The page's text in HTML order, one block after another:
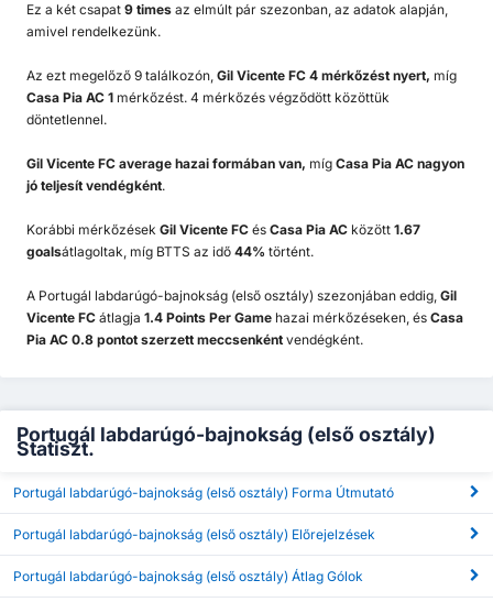
Ez a két csapat 9 times az elmúlt pár szezonban, az adatok alapján,
amivel rendelkezünk.
Az ezt megelőző 9 találkozón, Gil Vicente FC 4 mérkőzést nyert, míg
Casa Pia AC 1 mérkőzést. 4 mérkőzés végződött közöttük
döntetlennel.
Gil Vicente FC average hazai formában van, míg Casa Pia AC nagyon
jó teljesít vendégként.
Korábbi mérkőzések Gil Vicente FC és Casa Pia AC között 1.67
goalsátlagoltak, míg BTTS az idő 44% történt.
A Portugál labdarúgó-bajnokság (első osztály) szezonjában eddig, Gil
Vicente FC átlagja 1.4 Points Per Game hazai mérkőzéseken, és Casa
Pia AC 0.8 pontot szerzett meccsenként vendégként.
Portugál labdarúgó-bajnokság (első osztály)
Statiszt.
Portugál labdarúgó-bajnokság (első osztály) Forma Útmutató
Portugál labdarúgó-bajnokság (első osztály) Előrejelzések
Portugál labdarúgó-bajnokság (első osztály) Átlag Gólok